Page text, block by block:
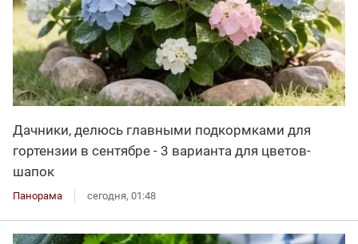
Дачники, делюсь главными подкормками для
гортензии в сентябре - 3 варианта для цветов-
шапок
Панорама сегодня, 01:48